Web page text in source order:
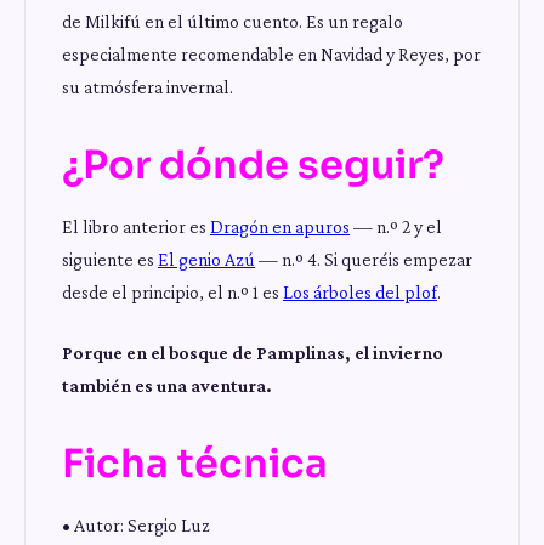
de Milkifú en el último cuento. Es un regalo
especialmente recomendable en Navidad y Reyes, por
su atmósfera invernal.
¿Por dónde seguir?
El libro anterior es Dragón en apuros — n.º 2 y el
siguiente es El genio Azú — n.º 4. Si queréis empezar
desde el principio, el n.º 1 es Los árboles del plof.
Porque en el bosque de Pamplinas, el invierno
también es una aventura.
Ficha técnica
• Autor: Sergio Luz